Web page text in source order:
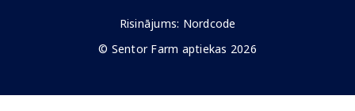
Risinājums: Nordcode
© Sentor Farm aptiekas 2026